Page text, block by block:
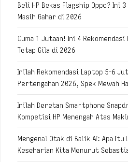
Beli HP Bekas Flagship Oppo? Ini
Masih Gahar di 2026
Cuma 1 Jutaan! Ini 4 Rekomendasi
Tetap Gila di 2026
Inilah Rekomendasi Laptop 5-6
Pertengahan 2026, Spek Mewah
Inilah Deretan Smartphone
Kompetisi HP Menengah Atas
Mengenal Otak di Balik AI: Apa Itu
Keseharian Kita Menurut